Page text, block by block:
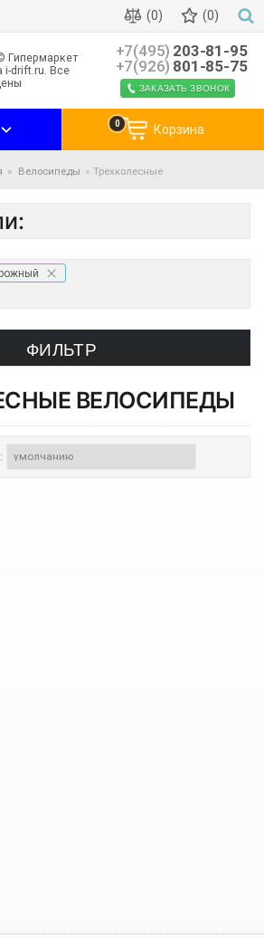
(0) (0)
+7(495) 203-81-95
+7(926) 801-85-75
ЗАКАЗАТЬ ЗВОНОК
Корзина
0
Велосипеды Трехколесные
ФИЛЬТР
ВЕЛОСИПЕДЫ